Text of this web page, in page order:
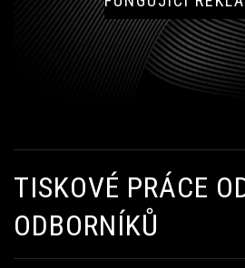
TISKOVÉ PRÁCE
ODBORNÍKŮ